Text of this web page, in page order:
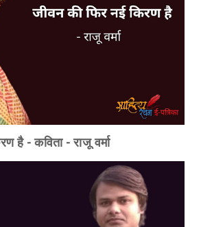
है - कविता - राजू वर्मा